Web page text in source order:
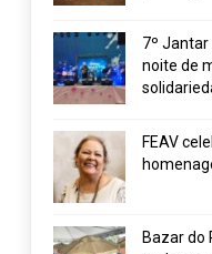
7º
noite de
FEAV
Bazar do